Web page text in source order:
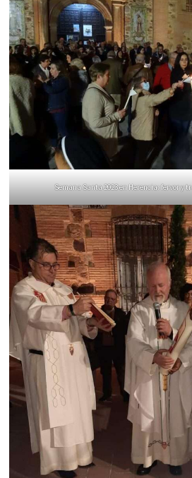
Semana Santa 2023 en Herencia: fervor y